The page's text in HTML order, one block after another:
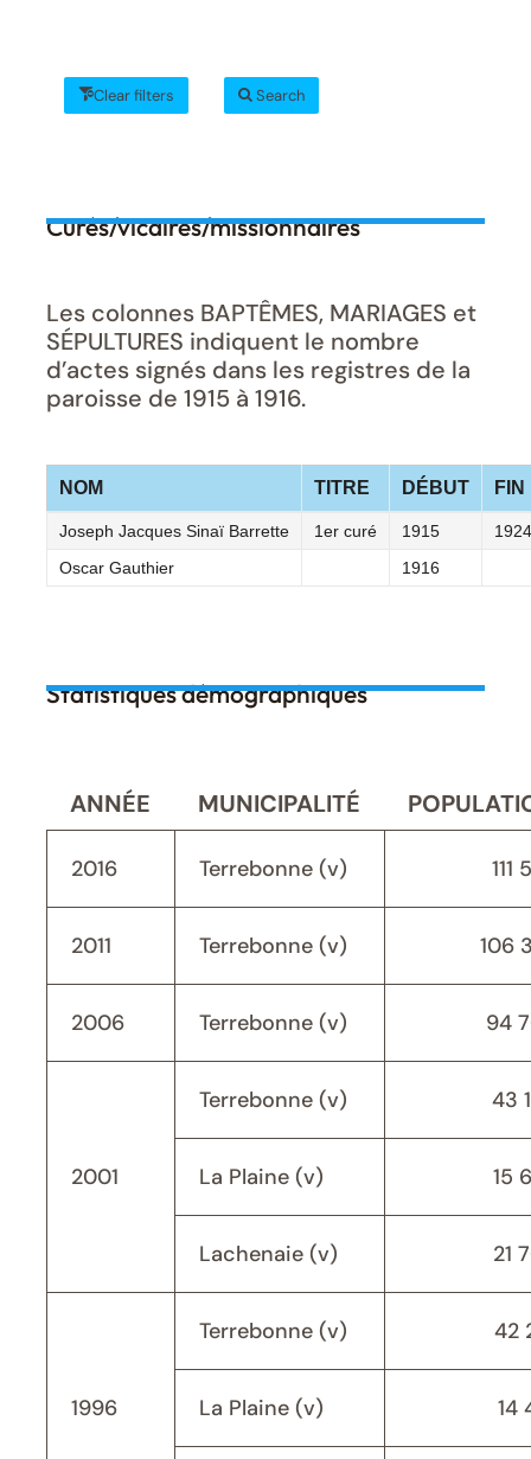
Clear filters Search
Curés/vicaires/missionnaires
Les colonnes BAPTÊMES, MARIAGES et
SÉPULTURES indiquent le nombre
d’actes signés dans les registres de la
paroisse de 1915 à 1916.
NOM TITRE DÉBUT FIN
Joseph Jacques Sinaï Barrette 1er curé 1915
1924
Oscar Gauthier
1916
Statistiques démographiques
ANNÉE MUNICIPALITÉ
2016 Terrebonne (v) 111
2011 Terrebonne (v) 106
2006 Terrebonne (v) 94
2001
Terrebonne (v) 43
La Plaine (v) 15
Lachenaie (v) 21
1996
Terrebonne (v) 42
La Plaine (v) 14